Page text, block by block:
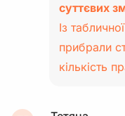
суттєвих
Із
прибрали
кількість